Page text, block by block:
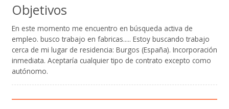
Objetivos
En este momento me encuentro en búsqueda activa de
empleo. busco trabajo en fabricas..... Estoy buscando trabajo
cerca de mi lugar de residencia: Burgos (España). Incorporación
inmediata. Aceptaría cualquier tipo de contrato excepto como
autónomo.